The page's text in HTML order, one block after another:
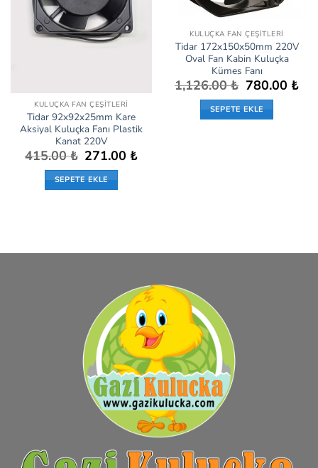
KULUÇKA FAN ÇEŞITLERI
Tidar 92x92x25mm Kare
Aksiyal Kuluçka Fanı Plastik
Kanat 220V
415.00₺ Orijinal
fiyat:
415.00 ₺.
271.00 ₺Şu
andaki
SEPETE EKLE
KULUÇKA FAN ÇEŞITLERI
Tidar 172x150x50mm 220V
Oval Fan Kabin Kuluçka
Kümes Fanı
1,126.00₺ Orijinal
fiyat:
1,126.00 ₺.
780.00 ₺Şu
SEPETE EKLE